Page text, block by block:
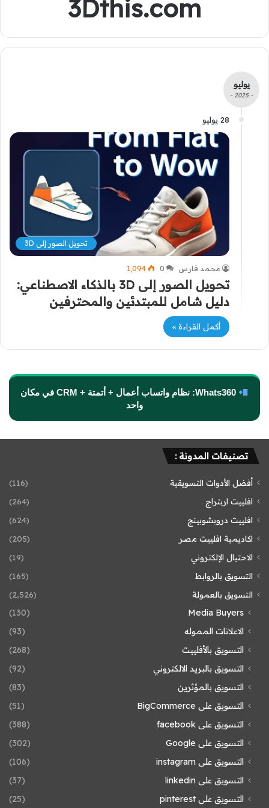
3Dthis.com
يوليو
- 2025 -
28 يوليو
تحويل الصور إلى 3D
محمد فارس 0 1٬094
تحويل الصور إلى 3D بالذكاء الاصطناعي:
دليل شامل للمبتدئين والمحترفين
أكمل القراءة »
Whats360: نظام واتساب أعمال + أتمتة + CRM في مكان
واحد
تصنيفات المدونة :
أفضل الأدوات التسويقية
(116)
افلييت اربتراج
(264)
افلييت دروبشوبينج
(624)
اكاديمية افلييت مصر
(205)
الاحتيال الإلكتروني
(19)
التسويق بالروابط
(165)
التسويق بالعمولة
(2٬526)
Media Buyers
(130)
الاعلانات المموله
(93)
التسويق بالأفلييت
(268)
التسويق بالبريد الالكتروني
(92)
التسويق بالمؤثرين
(83)
التسويق على BigCommerce
(51)
التسويق على facebook
(388)
التسويق على Google
(302)
التسويق على instagram
(106)
التسويق على linkedin
(37)
التسويق على pinterest
(25)